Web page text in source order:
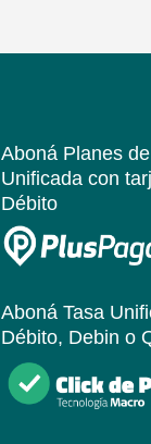
Aboná Planes
Unificadacon
Débito
Aboná Tasa
Débito, Debin o